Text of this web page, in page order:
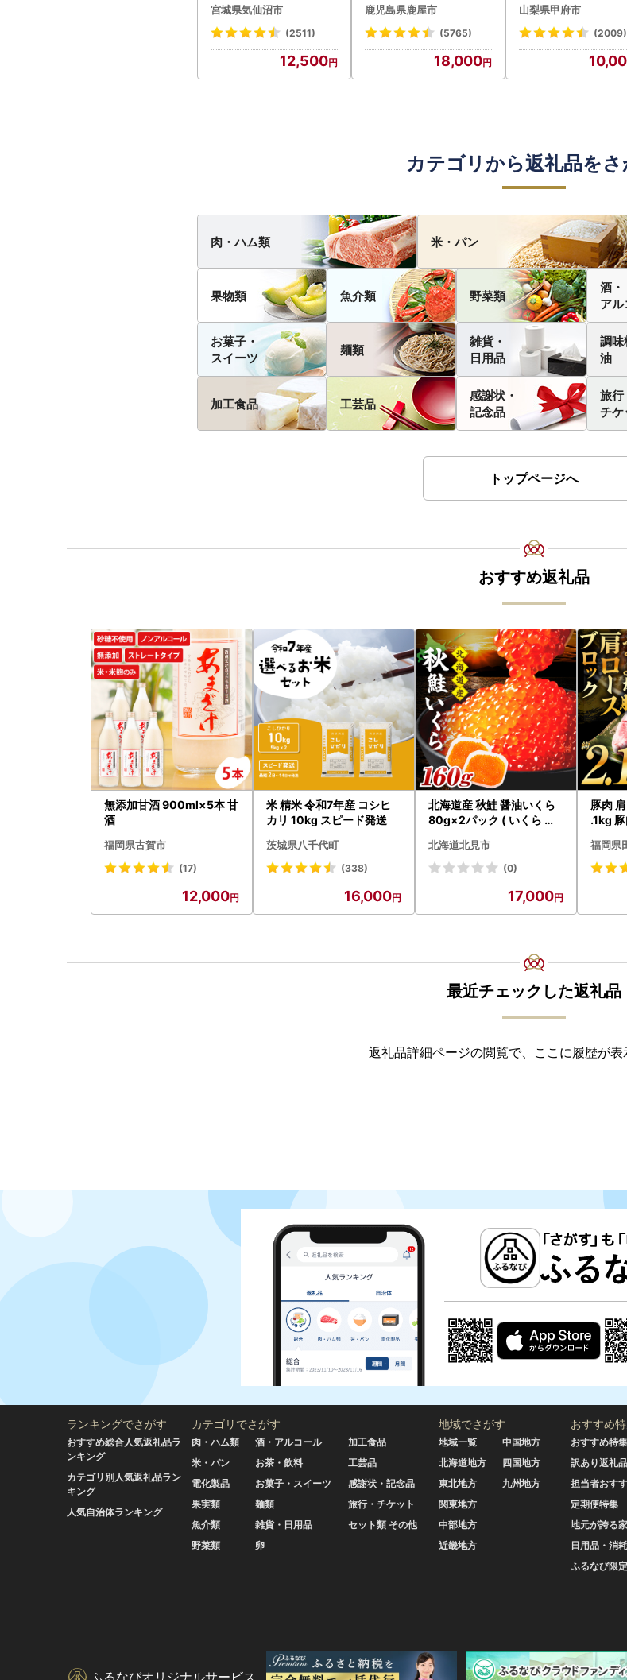
宮城県気仙沼市
(2511)
12,500
cp18 うなぎ 鰻 魚 惣菜 総
菜
鹿児島県鹿屋市
(5765)
18,000
〉山梨県産 シャイン
カット 2～3房（
N-Limited-SP
山梨県甲府市
(2009)
カテゴリから返礼品をさ
肉・ハム類 米・パン
果物類 魚介類 野菜類
酒・
アル
お菓子・
スイーツ
麺類
雑貨・
日用品
調味
油
加工食品 工芸品
感謝状・
記念品
旅行
チケ
トップページへ
おすすめ返礼品
無添加甘酒 900ml×5本 甘
酒
福岡県古賀市
(17)
12,000
米 精米 令和7年産 コシヒ
カリ 10kg スピード発送
茨城県八千代町
(338)
16,000
北海道産 秋鮭 醤油いくら
80g×2パック ( いくら イ
くら 醤油漬け パック 北海
道産 ふるさと納税 秋鮭 )【
北海道北見市
(0)
17,000
豚肉
.1kg
福岡県
最近チェックした返礼品
返礼品詳細ページの閲覧で、ここに履歴が表
ランキングでさがす
おすすめ総合人気返礼品ラ
ンキング
カテゴリ別人気返礼品ラン
キング
人気自治体ランキング
カテゴリでさがす
肉・ハム類
米・パン
電化製品
果実類
魚介類
野菜類
酒・アルコール
お茶・飲料
お菓子・スイーツ
麺類
雑貨・日用品
卵
加工食品
工芸品
感謝状・記念品
旅行・チケット
セット類 その他
地域でさがす
地域一覧
北海道地方
東北地方
関東地方
中部地方
近畿地方
中国地方
四国地方
九州地方
おすすめ
おすすめ特
訳あり返礼
担当者おす
定期便特集
地元が誇る
日用品・消
ふるなび限